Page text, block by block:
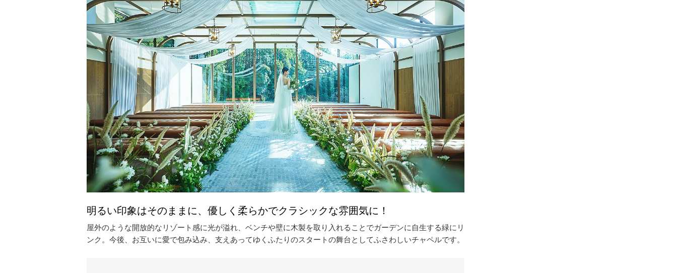
明るい印象はそのままに、優しく柔らかでクラシックな雰囲気に！
屋外のような開放的なリゾート感に光が溢れ、ベンチや壁に木製を取り入れることでガーデンに自生する緑にリ
ンク。今後、お互いに愛で包み込み、支えあってゆくふたりのスタートの舞台としてふさわしいチャペルです。